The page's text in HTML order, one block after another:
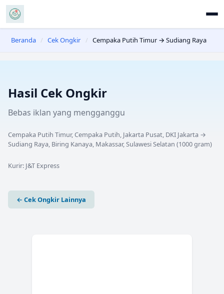
Beranda / Cek Ongkir / Cempaka Putih Timur → Sudiang Raya
Hasil Cek Ongkir
Bebas iklan yang mengganggu
Cempaka Putih Timur, Cempaka Putih, Jakarta Pusat, DKI Jakarta →
Sudiang Raya, Biring Kanaya, Makassar, Sulawesi Selatan (1000gram)
Kurir: J&T Express
← Cek Ongkir Lainnya